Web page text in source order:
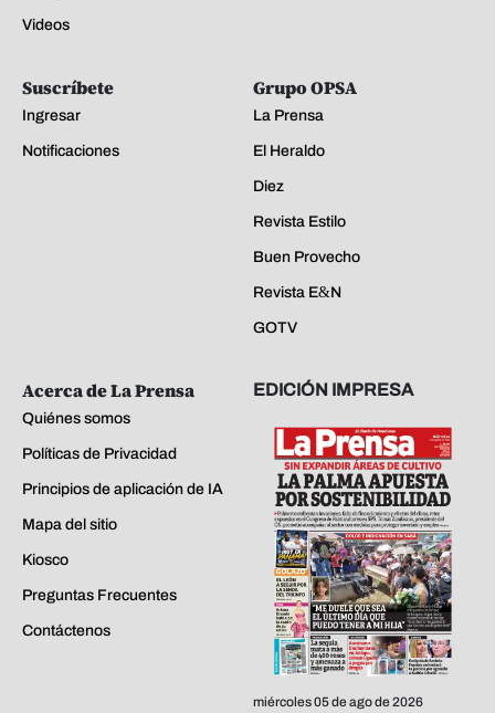
Videos
Suscríbete
Ingresar
Notificaciones
Grupo OPSA
La Prensa
El Heraldo
Diez
Revista Estilo
Buen Provecho
Revista E&N
GOTV
Acerca de La Prensa
Quiénes somos
Políticas de Privacidad
Principios de aplicación de IA
Mapa del sitio
Kiosco
Preguntas Frecuentes
Contáctenos
EDICIÓN IMPRESA
miércoles 05 de ago de 2026